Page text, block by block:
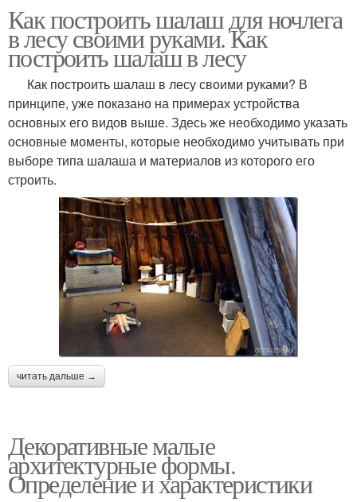
Как построить шалаш для ночлега
в лесу своими руками. Как
построить шалаш в лесу
Как построить шалаш в лесу своими руками? В
принципе, уже показано на примерах устройства
основных его видов выше. Здесь же необходимо указать
основные моменты, которые необходимо учитывать при
выборе типа шалаша и материалов из которого его
строить.
читать дальше →
Декоративные малые
архитектурные формы.
Определение и характеристики